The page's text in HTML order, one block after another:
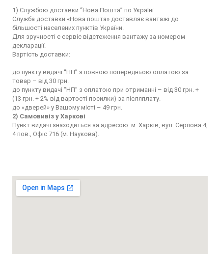
1) Службою доставки “Нова Пошта” по Україні
Служба доставки «Нова пошта» доставляє вантажі до
більшості населених пунктів України.
Для зручності є сервіс відстеження вантажу за номером
декларації.
Вартість доставки:
до пункту видачі “НП” з повною попередньою оплатою за
товар – від 30 грн.
до пункту видачі “НП” з оплатою при отриманні – від 30 грн. +
(13 грн. + 2% від вартості посилки) за післяплату.
до «дверей» у Вашому місті – 49 грн.
2) Самовивіз у Харкові
Пункт видачі знаходиться за адресою: м. Харків, вул. Серпова 4,
4 пов., Офіс 716 (м. Наукова).